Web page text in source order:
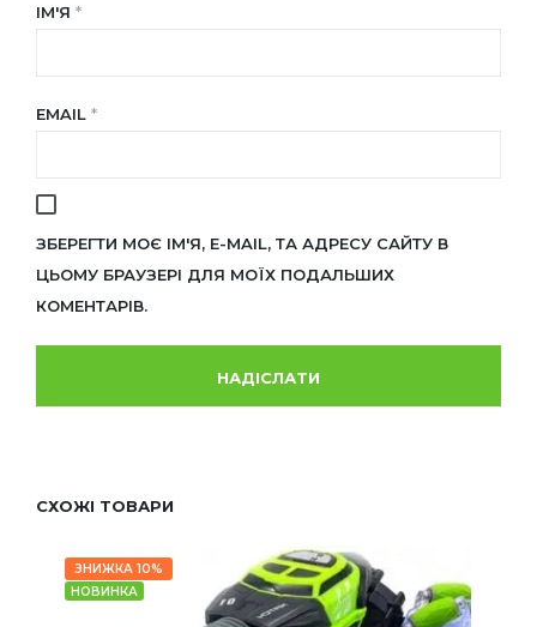
ІМ'Я *
EMAIL *
ЗБЕРЕГТИ МОЄ ІМ'Я, E-MAIL, ТА АДРЕСУ САЙТУ В
ЦЬОМУ БРАУЗЕРІ ДЛЯ МОЇХ ПОДАЛЬШИХ
КОМЕНТАРІВ.
СХОЖІ ТОВАРИ
ЗНИЖКА 10%
НОВИНКА